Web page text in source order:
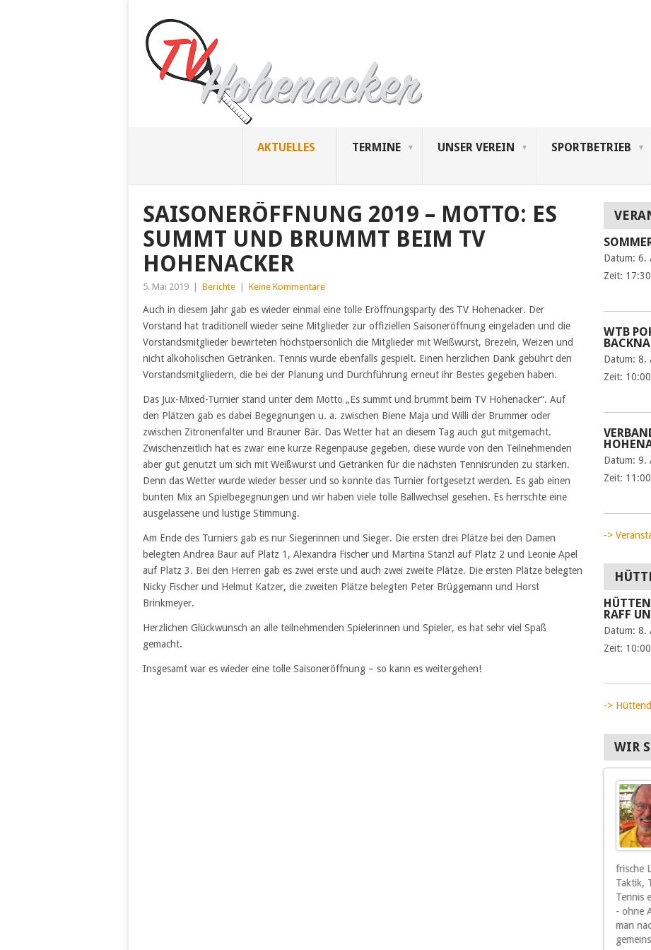
AKTUELLES TERMINE UNSER VEREIN SPORTBETRIEB
SAISONERÖFFNUNG 2019 – MOTTO: ES
SUMMT UND BRUMMT BEIM TV
HOHENACKER
5. Mai 2019 Berichte Keine Kommentare
Auch in diesem Jahr gab es wieder einmal eine tolle Eröffnungsparty des TV Hohenacker. Der
Vorstand hat traditionell wieder seine Mitglieder zur offiziellen Saisoneröffnung eingeladen und die
Vorstandsmitglieder bewirteten höchstpersönlich die Mitglieder mit Weißwurst, Brezeln, Weizen und
nicht alkoholischen Getränken. Tennis wurde ebenfalls gespielt. Einen herzlichen Dank gebührt den
Vorstandsmitgliedern, die bei der Planung und Durchführung erneut ihr Bestes gegeben haben.
Das Jux-Mixed-Turnier stand unter dem Motto „Es summt und brummt beim TV Hohenacker“. Auf
den Plätzen gab es dabei Begegnungen u. a. zwischen Biene Maja und Willi der Brummer oder
zwischen Zitronenfalter und Brauner Bär. Das Wetter hat an diesem Tag auch gut mitgemacht.
Zwischenzeitlich hat es zwar eine kurze Regenpause gegeben, diese wurde von den Teilnehmenden
aber gut genutzt um sich mit Weißwurst und Getränken für die nächsten Tennisrunden zu stärken.
Denn das Wetter wurde wieder besser und so konnte das Turnier fortgesetzt werden. Es gab einen
bunten Mix an Spielbegegnungen und wir haben viele tolle Ballwechsel gesehen. Es herrschte eine
ausgelassene und lustige Stimmung.
Am Ende des Turniers gab es nur Siegerinnen und Sieger. Die ersten drei Plätze bei den Damen
belegten Andrea Baur auf Platz 1, Alexandra Fischer und Martina Stanzl auf Platz 2 und Leonie Apel
auf Platz 3. Bei den Herren gab es zwei erste und auch zwei zweite Plätze. Die ersten Plätze belegten
Nicky Fischer und Helmut Katzer, die zweiten Plätze belegten Peter Brüggemann und Horst
Brinkmeyer.
Herzlichen Glückwunsch an alle teilnehmenden Spielerinnen und Spieler, es hat sehr viel Spaß
gemacht.
Insgesamt war es wieder eine tolle Saisoneröffnung – so kann es weitergehen!
Datum:6.
Zeit:
WTB
Datum:8.
Zeit:
Datum:9.
Zeit:
->
RAFF
Datum:8.
Zeit:
->
WIR
frische
Taktik,
Tennis
- ohne
man